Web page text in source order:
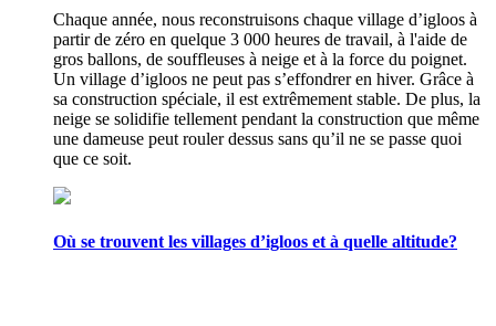
Chaque année, nous reconstruisons chaque village d’igloos à
partir de zéro en quelque 3 000 heures de travail, à l'aide de
gros ballons, de souffleuses à neige et à la force du poignet.
Un village d’igloos ne peut pas s’effondrer en hiver. Grâce à
sa construction spéciale, il est extrêmement stable. De plus, la
neige se solidifie tellement pendant la construction que même
une dameuse peut rouler dessus sans qu’il ne se passe quoi
que ce soit.
Où se trouvent les villages d’igloos et à quelle altitude?